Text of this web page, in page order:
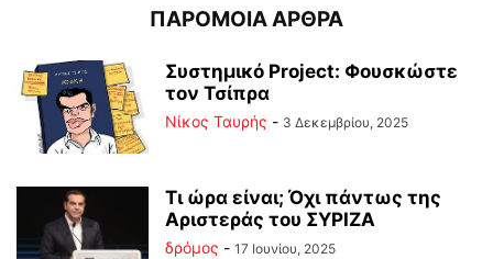
ΠΑΡΟΜΟΙΑ ΑΡΘΡΑ
Συστημικό Project: Φουσκώστε
τον Τσίπρα
Νίκος Ταυρής - 3 Δεκεμβρίου, 2025
Τι ώρα είναι; Όχι πάντως της
Αριστεράς του ΣΥΡΙΖΑ
δρόμος - 17 Ιουνίου, 2025